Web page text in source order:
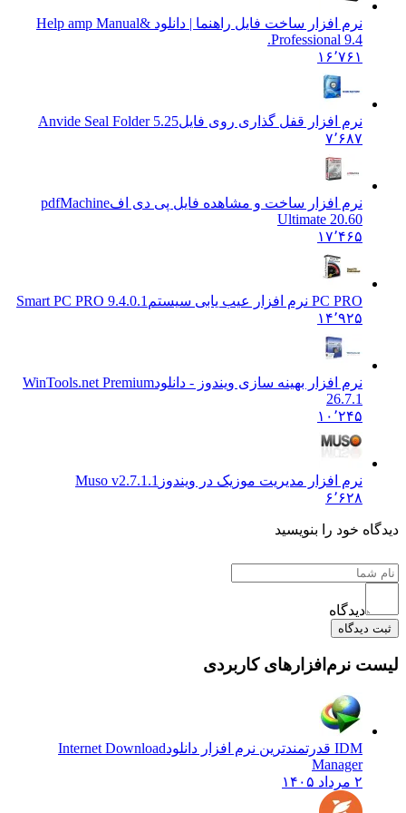
نرم افزار ساخت فایل راهنما | دانلود &Help amp Manual
Professional 9.4.
۱۶٬۷۶۱
نرم افزار قفل گذاری روی فایلAnvide Seal Folder 5.25
۷٬۶۸۷
نرم افزار ساخت و مشاهده فایل پی دی افpdfMachine
Ultimate 20.60
۱۷٬۴۶۵
PC PRO نرم افزار عیب یابی سیستم
Smart PC PRO 9.4.0.1
۱۴٬۹۲۵
نرم افزار بهینه سازی ویندوز - دانلود WinTools.net Premium
26.7.1
۱۰٬۲۴۵
نرم افزار مدیریت موزیک در ویندوزMuso v2.7.1.1
۶٬۶۲۸
خود را بنویسید
دیدگاه
نرم‌افزارهای کاربردی
Internet Download
Manager